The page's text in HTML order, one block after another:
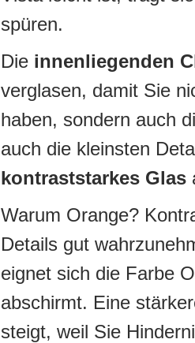
spüren.
Die innenliegenden
verglasen, damit Sie
haben, sondern auch
auch die kleinsten
kontraststarkes Glas
Warum Orange?
Details gut
eignet sich die Farbe
abschirmt. Eine
steigt, weil Sie